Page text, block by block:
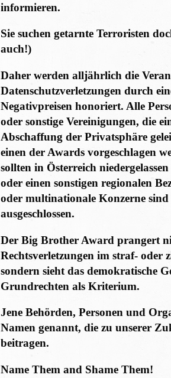
informieren.
Sie suchen getarnte Terroristen
auch!)
Daher werden alljährlich die
Datenschutzverletzungen durch
Negativpreisen honoriert. Alle
oder sonstige Vereinigungen, die
Abschaffung der Privatsphäre
einen der Awards vorgeschlagen
sollten in Österreich
oder einen sonstigen regionalen
oder multinationale Konzerne
ausgeschlossen.
Der Big Brother Award prangert
Rechtsverletzungen im straf- oder
sondern sieht das demokratische
Grundrechten als Kriterium.
Jene Behörden, Personen und
Namen genannt, die zu unserer
beitragen.
Name Them and Shame Them!